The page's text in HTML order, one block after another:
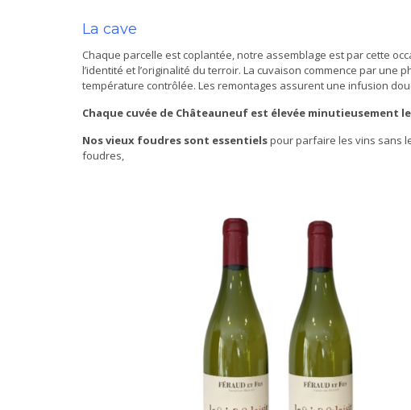
La cave
Chaque parcelle est coplantée, notre assemblage est par cette
l’identité et l’originalité du terroir. La cuvaison commence par
température contrôlée. Les remontages assurent une infusion
Chaque cuvée de Châteauneuf est élevée minutieusement
Nos vieux foudres sont essentielspour parfaire les vins sans
foudres,